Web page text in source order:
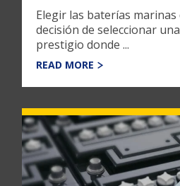
Elegir las baterías
decisión de seleccionar
prestigio donde ...
READ MORE